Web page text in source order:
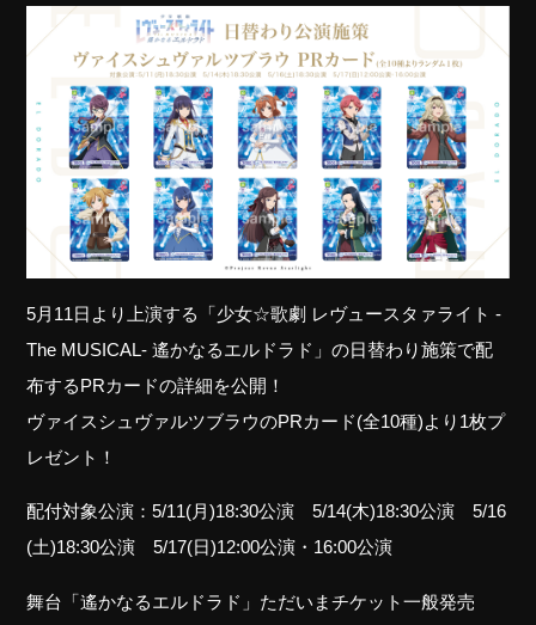
5月11日より上演する「少女☆歌劇 レヴュースタァライト -
The MUSICAL- 遙かなるエルドラド」の日替わり施策で配
布するPRカードの詳細を公開！
ヴァイスシュヴァルツブラウのPRカード(全10種)より1枚プ
レゼント！
配付対象公演：5/11(月)18:30公演 5/14(木)18:30公演 5/16
(土)18:30公演 5/17(日)12:00公演・16:00公演
舞台「遙かなるエルドラド」ただいまチケット一般発売